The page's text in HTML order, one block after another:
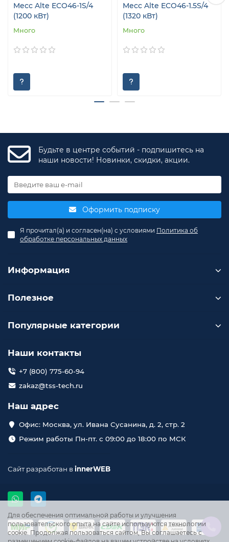
Mecc Alte ECO46-1S/4
(1200 кВт)
Много
Mecc Alte ECO46-1.5S/4
(1320 кВт)
Много
Для обеспечения оптимальной работы и улучшения
пользовательского опыта на сайте используются технологии
cookie. Продолжая пользоваться сайтом, Вы соглашаетесь с
Будьте в центре событий - подпишитесь на
наши новости! Новинки, скидки, акции.
Оформить подписку
Я прочитал(а) и согласен(на) с условиями Политика об
обработке персональных данных
Информация
Полезное
Популярные категории
Наши контакты
+7 (800) 775-60-94
zakaz@tss-tech.ru
Наш адрес
Офис: Москва, ул. Ивана Сусанина, д. 2, стр. 2
Режим работы Пн-пт. с 09:00 до 18:00 по МСК
Сайт разработан вinnerWEB